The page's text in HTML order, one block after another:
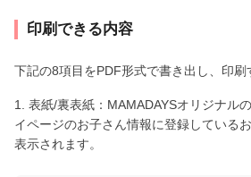
印刷できる内容
下記の8項目をPDF形式で書き出し、印刷
1. 表紙/裏表紙：MAMADAYSオリジナル
イページのお子さん情報に登録している
表示されます。